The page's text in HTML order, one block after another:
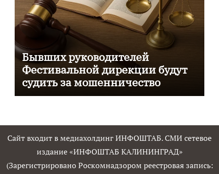
Бывших руководителей
Фестивальной дирекции будут
судить за мошенничество
Сайт входит в медиахолдинг ИНФОШТАБ. СМИ сетевое
издание «ИНФОШТАБ КАЛИНИНГРАД»
(Зарегистрировано Роскомнадзором реестровая запись: